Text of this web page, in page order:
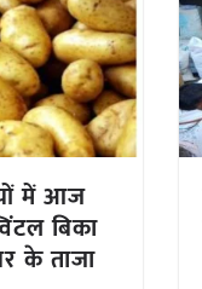
में आज
बिका
के ताजा